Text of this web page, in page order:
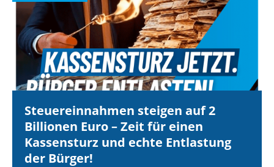
Steuereinnahmen steigen auf 2
Billionen Euro – Zeit für einen
Kassensturz und echte Entlastung
der Bürger!